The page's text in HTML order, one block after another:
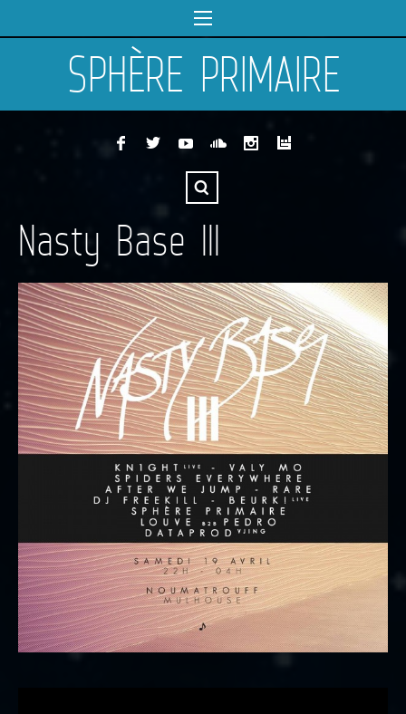
SPHÈRE PRIMAIRE
Nasty Base III